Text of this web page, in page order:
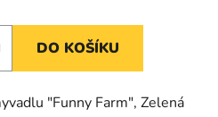
DO KOŠÍKU
"Funny Farm", Zelená